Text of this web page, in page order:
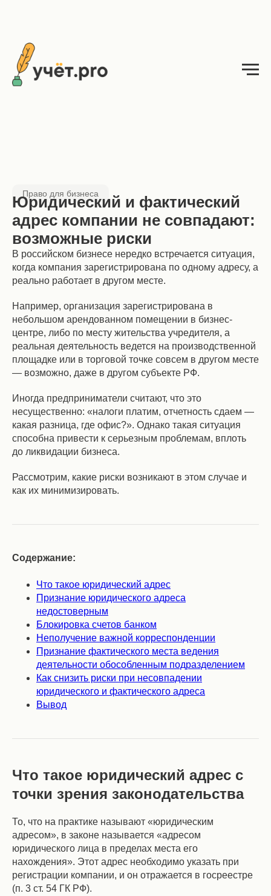
Право для бизнеса
Юридический и фактический
адрес компании не совпадают:
возможные риски
В российском бизнесе нередко встречается ситуация,
когда компания зарегистрирована по одному адресу, а
реально работает в другом месте.
Например, организация зарегистрирована в
небольшом арендованном помещении в бизнес-
центре, либо по месту жительства учредителя, а
реальная деятельность ведется на производственной
площадке или в торговой точке совсем в другом месте
— возможно, даже в другом субъекте РФ.
Иногда предприниматели считают, что это
несущественно: «налоги платим, отчетность сдаем —
какая разница, где офис?». Однако такая ситуация
способна привести к серьезным проблемам, вплоть
до ликвидации бизнеса.
Рассмотрим, какие риски возникают в этом случае и
как их минимизировать.
Содержание:
Что такое юридический адрес
Признание юридического адреса
недостоверным
Блокировка счетов банком
Неполучение важной корреспонденции
Признание фактического места ведения
деятельности обособленным подразделением
Как снизить риски при несовпадении
юридического и фактического адреса
Вывод
Что такое юридический адрес с
точки зрения законодательства
То, что на практике называют «юридическим
адресом», в законе называется «адресом
юридического лица в пределах места его
нахождения». Этот адрес необходимо указать при
регистрации компании, и он отражается в госреестре
(п. 3 ст. 54 ГК РФ).